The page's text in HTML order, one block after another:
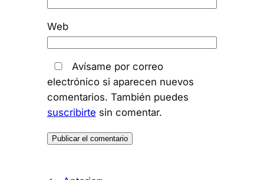
Web
Avísame por correo
electrónico si aparecen nuevos
comentarios. También puedes
suscribirte sin comentar.